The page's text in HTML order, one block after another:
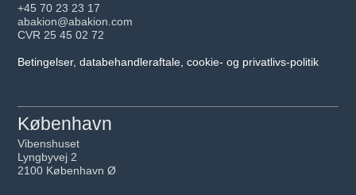
+45 70 23 23 17
abakion@abakion.com
CVR 25 45 02 72
Betingelser, databehandleraftale, cookie- og privatlivs-politik
København
Vibenshuset
Lyngbyvej 2
2100 København Ø